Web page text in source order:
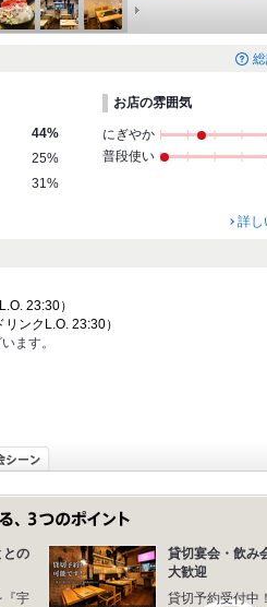
44%
25%
31%
お店の雰囲気
にぎやか
普段使い
詳し
23:30）
ンクL.O. 23:30）
ます。
との
『宇
貸切宴会・飲み
大歓迎
貸切予約受付中